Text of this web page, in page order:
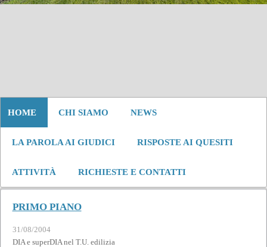
HOME CHI SIAMO NEWS
LA PAROLA AI GIUDICI RISPOSTE AI QUESITI
ATTIVITÀ RICHIESTE E CONTATTI
PRIMO PIANO
31/08/2004
DIA e superDIA nel T.U. edilizia